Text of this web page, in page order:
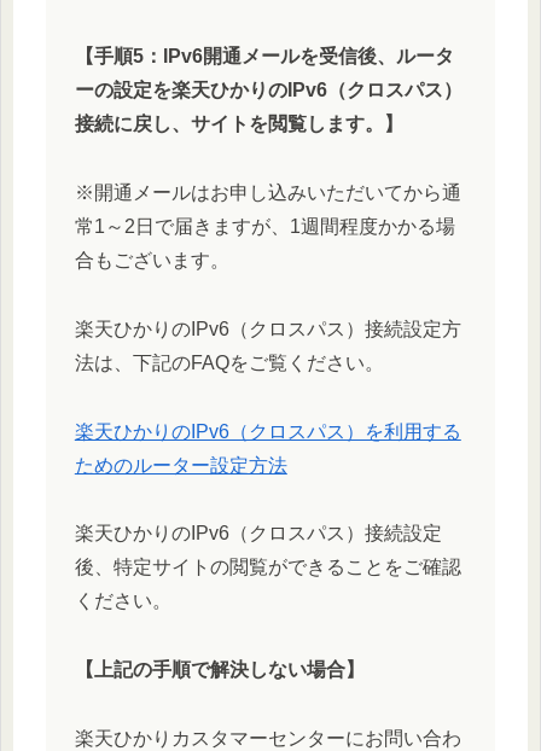
【手順5：IPv6開通メールを受信後、ルータ
ーの設定を楽天ひかりのIPv6（クロスパス）
接続に戻し、サイトを閲覧します。】
※開通メールはお申し込みいただいてから通
常1～2日で届きますが、1週間程度かかる場
合もございます。
楽天ひかりのIPv6（クロスパス）接続設定方
法は、下記のFAQをご覧ください。
楽天ひかりのIPv6（クロスパス）を利用する
ためのルーター設定方法
楽天ひかりのIPv6（クロスパス）接続設定
後、特定サイトの閲覧ができることをご確認
ください。
【上記の手順で解決しない場合】
楽天ひかりカスタマーセンターにお問い合わ